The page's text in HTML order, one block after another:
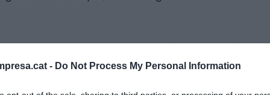
- Do Not Process My Personal Information
el 2014 dins del grupFont Packaging per servir
treballen una desena dels 150 treballadors d’una
d’euros de facturació. Amb seu a Torrelavit i la